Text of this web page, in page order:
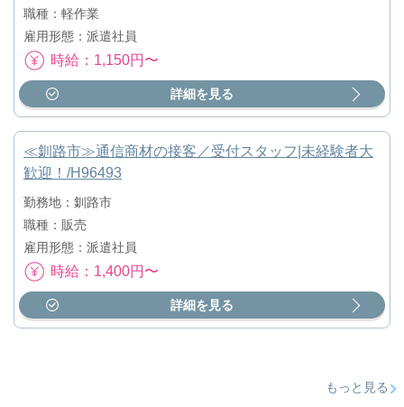
職種：軽作業
雇用形態：派遣社員
時給：1,150円〜
詳細を見る
≪釧路市≫通信商材の接客／受付スタッフ|未経験者大
歓迎！/H96493
勤務地：釧路市
職種：販売
雇用形態：派遣社員
時給：1,400円〜
詳細を見る
もっと見る